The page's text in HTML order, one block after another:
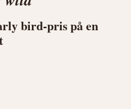
bird-pris på en